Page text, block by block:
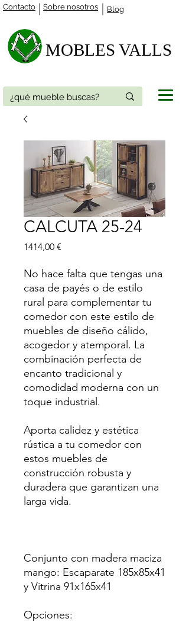
Contacto Blog
Sobre nosotros
MOBLES VALLS​
CALCUTA 25-24
1414,00 €
No hace falta que tengas una
casa de payés o de estilo
rural para complementar tu
comedor con este estilo de
muebles de diseño cálido,
acogedor y atemporal. La
combinación perfecta de
encanto tradicional y
comodidad moderna con un
toque industrial.
Aporta calidez y estética
rústica a tu comedor con
estos muebles de
construcción robusta y
duradera que garantizan una
larga vida.
Conjunto con madera maciza
mango: Escaparate 185x85x41
y Vitrina 91x165x41
Opciones: